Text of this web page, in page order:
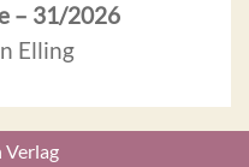
– 31/2026
Elling
Verlag